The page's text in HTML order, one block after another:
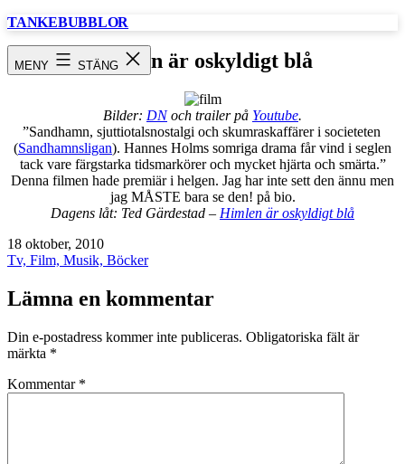
Hoppa
TANKEBUBBLOR
MENY STÄNG
Himlen är oskyldigt blå
Bilder: DNoch trailer på Youtube.
”Sandhamn, sjuttiotalsnostalgi och skumraskaffärer i societeten
(Sandhamnsligan). Hannes Holms somriga drama får vind i seglen
tack vare färgstarka tidsmarkörer och mycket hjärta och smärta.”
Denna filmen hade premiär i helgen. Jag har inte sett den ännu men
jag MÅSTE bara se den! på bio.
Dagens låt: Ted Gärdestad – Himlen är oskyldigt blå
Publicerat
den
18 oktober, 2010
Kategoriserat
Tv, Film, Musik, Böcker
Lämna en kommentar
Din e-postadress kommer inte publiceras. Obligatoriska fält är
märkta *
Kommentar *